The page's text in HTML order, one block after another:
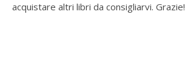
acquistare altri libri da consigliarvi. Grazie!